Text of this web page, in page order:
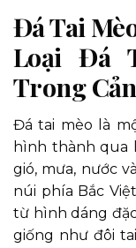
Đá Tai
Loại Đá
Trong
Đá tai mèo là
hình thành qua
gió, mưa, nước
núi phía Bắc
từ hình dáng
giống như đôi